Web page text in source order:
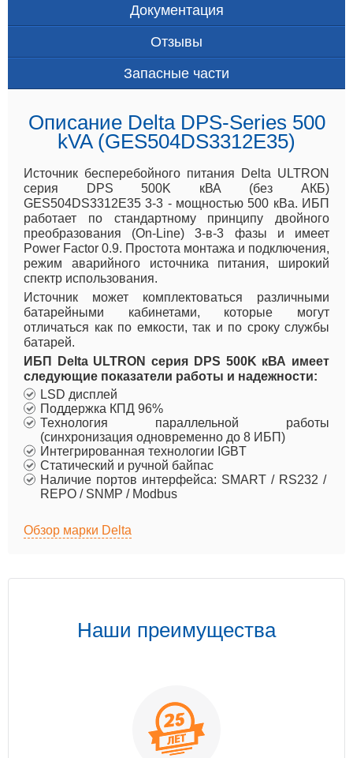
Документация
Отзывы
Запасные части
Описание Delta DPS-Series 500
kVA (GES504DS3312E35)
Источник бесперебойного питания Delta ULTRON
серия DPS 500K кВА (без АКБ)
GES504DS3312E35 3-3 - мощностью 500 кВа. ИБП
работает по стандартному принципу двойного
преобразования (On-Line) 3-в-3 фазы и имеет
Power Factor 0.9. Простота монтажа и подключения,
режим аварийного источника питания, широкий
спектр использования.
Источник может комплектоваться различными
батарейными кабинетами, которые могут
отличаться как по емкости, так и по сроку службы
батарей.
ИБП Delta ULTRON серия DPS 500K кВА имеет
следующие показатели работы и надежности:
LSD дисплей
Поддержка КПД 96%
Технология параллельной работы
(синхронизация одновременно до 8 ИБП)
Интегрированная технологии IGBT
Статический и ручной байпас
Наличие портов интерфейса: SMART / RS232 /
REPO / SNMP / Modbus
Обзор марки Delta
Наши преимущества